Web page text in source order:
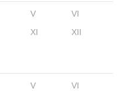
V
VI
XI XII
V
VI